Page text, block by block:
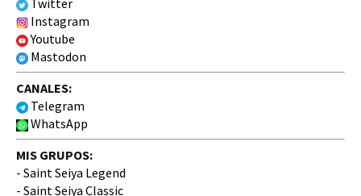
Twitter
Instagram
Youtube
Mastodon
CANALES:
Telegram
WhatsApp
MIS GRUPOS:
- Saint Seiya Legend
- Saint Seiya Classic